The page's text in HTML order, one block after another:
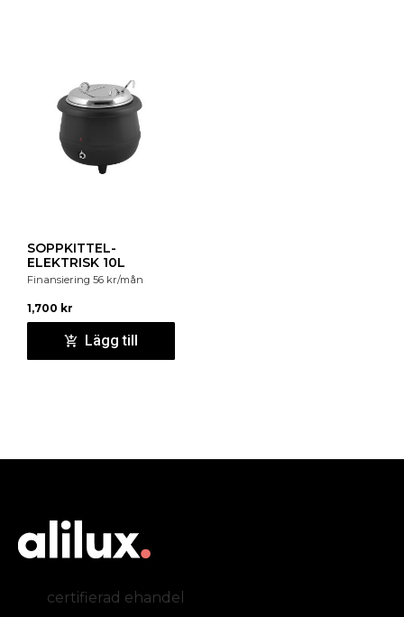
SOPPKITTEL-
ELEKTRISK 10L
Finansiering 56 kr/mån
1,700 kr
Lägg till
certifierad ehandel